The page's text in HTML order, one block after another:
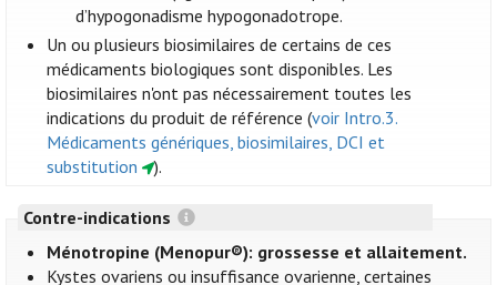
d’hypogonadisme hypogonadotrope.
Un ou plusieurs biosimilaires de certains de ces
médicaments biologiques sont disponibles. Les
biosimilaires n'ont pas nécessairement toutes les
indications du produit de référence (voir Intro.3.
Médicaments génériques, biosimilaires, DCI et
substitution
).
Contre-indications
Ménotropine (Menopur®): grossesse et allaitement.
Kystes ovariens ou insuffisance ovarienne, certaines